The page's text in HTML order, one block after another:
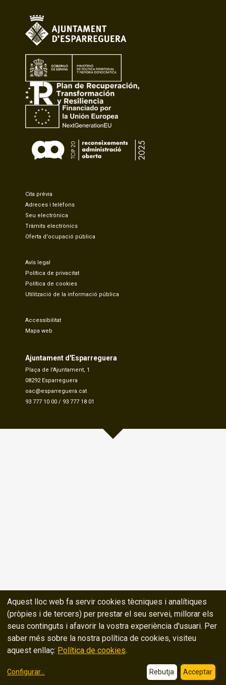
Cita prèvia
Adreces i telèfons
Seu electrònica
Tràmits electrònics
Oferta d'ocupació pública
Avís legal
Política de privacitat
Política de cookies
Utilització de la informació pública
Accessibilitat
Mapa web
Ajuntament d'Esparreguera
Plaça de l'Ajuntament, 1
08292 Esparreguera
oac@esparreguera.cat
93 777 10 00 / 93 777 18 01
Aquest lloc web fa servir cookies tècniques i analítiques
(pròpies i de tercers) per prestar el seu servei, millorar els
seus continguts i afavorir la vostra experiència d'usuari. Per
saber més sobre la nostra política de cookies, visiteu
aquest enllaç: Política de cookies.
Configurar... Rebutja Acceptar